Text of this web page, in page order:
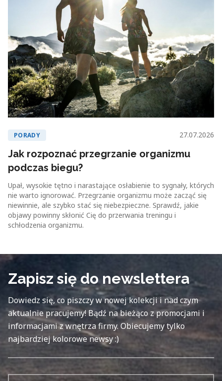
PORADY 27.07.2026
Jak rozpoznać przegrzanie organizmu
podczas biegu?
Upał, wysokie tętno i narastające osłabienie to sygnały, których
nie warto ignorować. Przegrzanie organizmu może zacząć się
niewinnie, ale szybko stać się niebezpieczne. Sprawdź, jakie
objawy powinny skłonić Cię do przerwania treningu i
schłodzenia organizmu.
Zapisz się do newslettera
Dowiedz się, co piszczy w nowej kolekcji i nad czym
aktualnie pracujemy! Bądź na bieżąco z promocjami i
informacjami z wnętrza firmy. Obiecujemy tylko
najbardziej kolorowe newsy :)